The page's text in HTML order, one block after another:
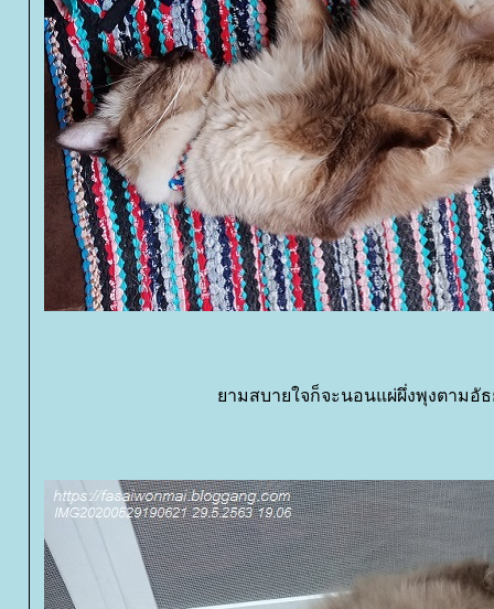
ามสบายใจก็จะนอนแผ่ผึ่งพุงตามอั